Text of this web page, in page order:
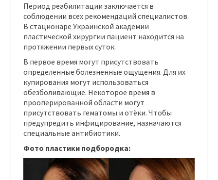
Период реабилитации заключается в
соблюдении всех рекомендаций специалистов.
В стационаре Украинской академии
пластической хирургии пациент находится на
протяжении первых суток.
В первое время могут присутствовать
определенные болезненные ощущения. Для их
купирования могут использоваться
обезболивающие. Некоторое время в
прооперированной области могут
присутствовать гематомы и отёки. Чтобы
предупредить инфицирование, назначаются
специальные антибиотики.
Фото пластики подбородка: